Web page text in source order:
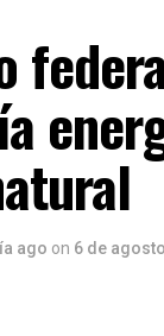
(CURP)
o no
contracción
Las empresas
por una
más elevado
la calidad por
ago on 6 de